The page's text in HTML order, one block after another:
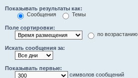
Показывать результаты как:
Сообщения
Темы
Поле сортировки:
по возрастанию
Искать сообщения за:
Показывать первые:
символов сообщений